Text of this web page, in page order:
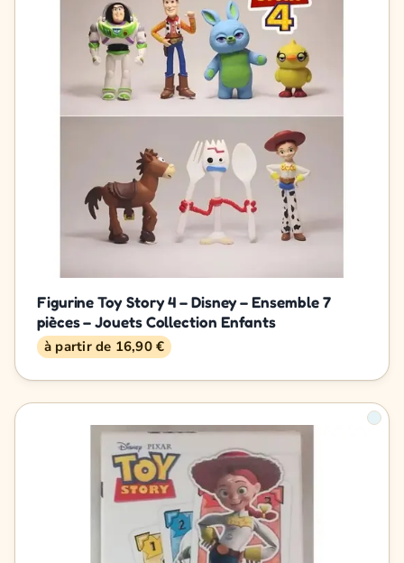
Figurine Toy Story 4 – Disney – Ensemble 7
pièces – Jouets Collection Enfants
à partir de 16,90 €